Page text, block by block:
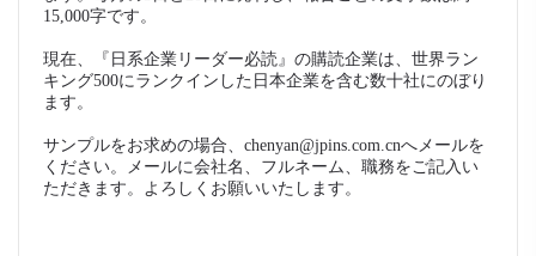
15,000字です。
現在、『日系企業リーダー必読』の購読企業は、世界ラン
キング500にランクインした日本企業を含む数十社にのぼり
ます。
サンプルをお求めの場合、chenyan@jpins.com.cnへメールを
ください。メールに会社名、フルネーム、職務をご記入い
ただきます。よろしくお願いいたします。